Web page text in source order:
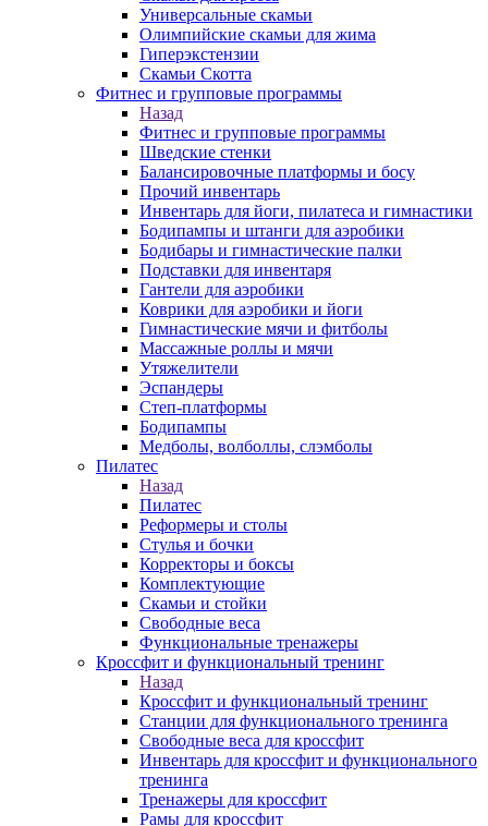
Универсальные скамьи
Олимпийские скамьи для жима
Гиперэкстензии
Скамьи Скотта
Фитнес и групповые программы
Назад
Фитнес и групповые программы
Шведские стенки
Балансировочные платформы и босу
Прочий инвентарь
Инвентарь для йоги, пилатеса и гимнастики
Бодипампы и штанги для аэробики
Бодибары и гимнастические палки
Подставки для инвентаря
Гантели для аэробики
Коврики для аэробики и йоги
Гимнастические мячи и фитболы
Массажные роллы и мячи
Утяжелители
Эспандеры
Степ-платформы
Бодипампы
Медболы, волболлы, слэмболы
Пилатес
Назад
Пилатес
Реформеры и столы
Стулья и бочки
Корректоры и боксы
Комплектующие
Скамьи и стойки
Свободные веса
Функциональные тренажеры
Кроссфит и функциональный тренинг
Назад
Кроссфит и функциональный тренинг
Станции для функционального тренинга
Свободные веса для кроссфит
Инвентарь для кроссфит и функционального
тренинга
Тренажеры для кроссфит
Рамы для кроссфит